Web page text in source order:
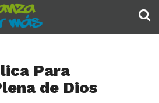
Para
de Dios